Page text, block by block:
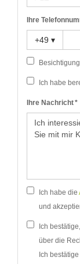
Ihre
+49 ▾
Ich habe
Ihre Nachricht *
Ich habe die
und
Ich
über die
Ich